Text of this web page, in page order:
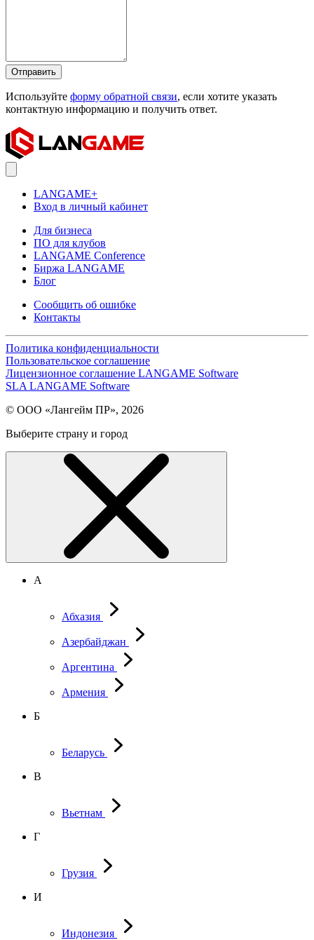
Отправить
Используйте форму обратной связи, если хотите указать
контактную информацию и получить ответ.
LANGAME+
Вход в личный кабинет
Для бизнеса
ПО для клубов
LANGAME Conference
Биржа LANGAME
Блог
Сообщить об ошибке
Контакты
Политика конфиденциальности
Пользовательское соглашение
Лицензионное соглашение LANGAME Software
SLA LANGAME Software
© ООО «Лангейм ПР», 2026
Выберите страну и город
А
Абхазия
Азербайджан
Аргентина
Армения
Б
Беларусь
В
Вьетнам
Г
Грузия
И
Индонезия